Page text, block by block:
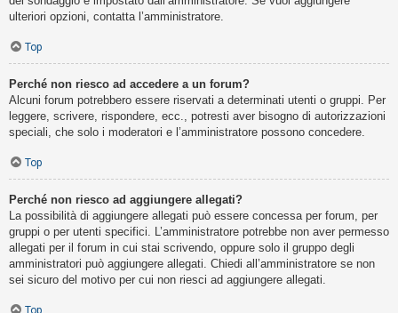
ulteriori opzioni, contatta l’amministratore.
Top
Perché non riesco ad accedere a un forum?
Alcuni forum potrebbero essere riservati a determinati utenti o gruppi. Per
leggere, scrivere, rispondere, ecc., potresti aver bisogno di autorizzazioni
speciali, che solo i moderatori e l’amministratore possono concedere.
Top
Perché non riesco ad aggiungere allegati?
La possibilità di aggiungere allegati può essere concessa per forum, per
gruppi o per utenti specifici. L’amministratore potrebbe non aver permesso
allegati per il forum in cui stai scrivendo, oppure solo il gruppo degli
amministratori può aggiungere allegati. Chiedi all’amministratore se non
sei sicuro del motivo per cui non riesci ad aggiungere allegati.
Top